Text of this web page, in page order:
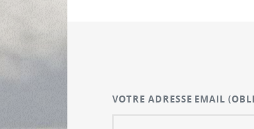
VOTRE ADRESSE EMAIL